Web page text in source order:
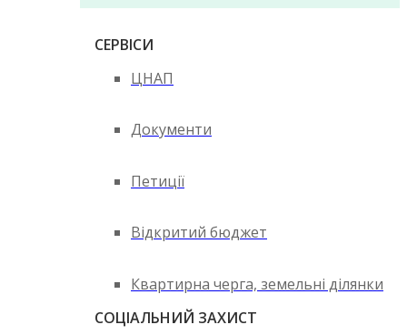
СЕРВІСИ
ЦНАП
Документи
Петиції
Відкритий бюджет
Квартирна черга, земельні ділянки
СОЦІАЛЬНИЙ ЗАХИСТ